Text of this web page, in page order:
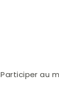
Participer au